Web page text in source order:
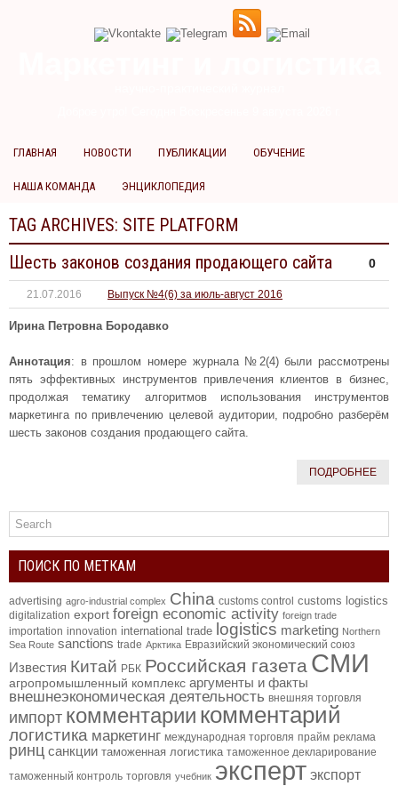
ГЛАВНАЯ НОВОСТИ ПУБЛИКАЦИИ ОБУЧЕНИЕ
НАША КОМАНДА ЭНЦИКЛОПЕДИЯ
TAG ARCHIVES: SITE PLATFORM
0
Шесть законов создания продающего сайта
21.07.2016 Выпуск №4(6) за июль-август 2016
Ирина Петровна Бородавко
Аннотация: в прошлом номере журнала №2(4) были рассмотрены
пять эффективных инструментов привлечения клиентов в бизнес,
продолжая тематику алгоритмов использования инструментов
маркетинга по привлечению целевой аудитории, подробно разберём
шесть законов создания продающего сайта.
ПОДРОБНЕЕ
ПОИСК ПО МЕТКАМ
advertising agro-industrial complex China customs control customs logistics
digitalization export foreign economic activity foreign trade
importation innovation international trade logistics marketing Northern
Sea Route sanctions trade Арктика Евразийский экономический союз
Известия Китай РБК Российская газета СМИ
агропромышленный комплекс аргументы и факты
внешнеэкономическая деятельность внешняя торговля
импорт комментарии комментарий
логистика маркетинг международная торговля прайм реклама
ринц санкции таможенная логистика таможенное декларирование
таможенный контроль торговля учебник эксперт экспорт